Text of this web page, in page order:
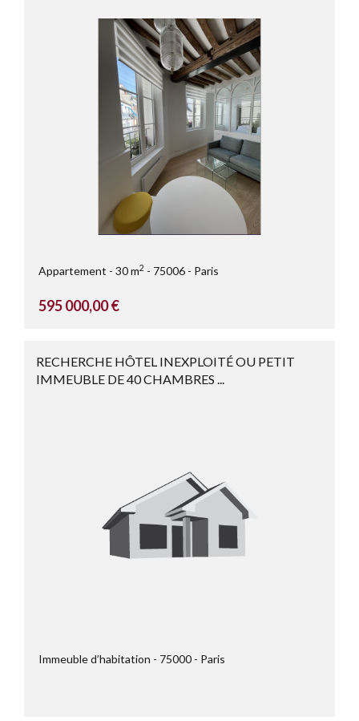
Appartement 30 m2 75006 Paris
595 000,00 €
RECHERCHE HÔTEL INEXPLOITÉ OU PETIT
IMMEUBLE DE 40 CHAMBRES ...
Immeuble d’habitation 75000 Paris